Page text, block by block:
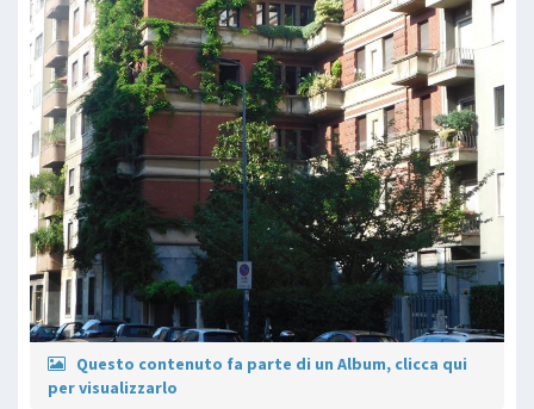
Questo contenuto fa parte di un Album, clicca qui
per visualizzarlo